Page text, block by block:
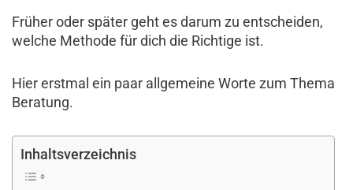
Früher oder später geht es darum zu entscheiden,
welche Methode für dich die Richtige ist.
Hier erstmal ein paar allgemeine Worte zum Thema
Beratung.
Inhaltsverzeichnis